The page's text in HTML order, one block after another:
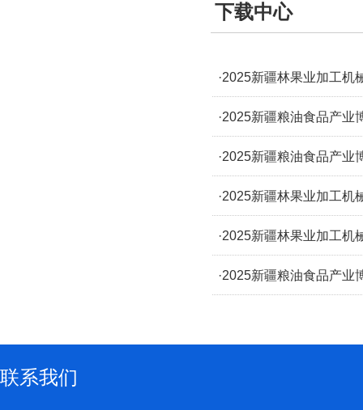
下载中心
·2025新疆林果业加工机
·2025新疆粮油食品产业
·2025新疆粮油食品产业
·2025新疆林果业加工机
·2025新疆林果业加工机
·2025新疆粮油食品产业
联系我们